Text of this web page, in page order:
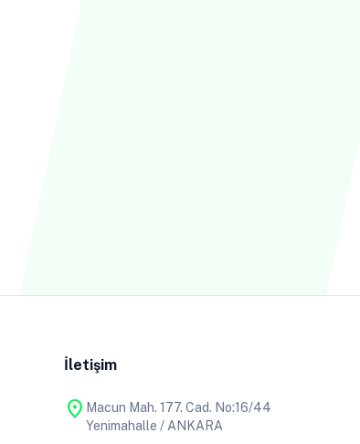
İletişim
location_on Macun Mah. 177. Cad. No:16/44
Yenimahalle / ANKARA